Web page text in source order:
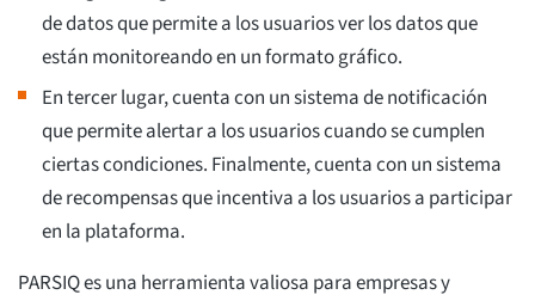
de datos que permite a los usuarios ver los datos que
están monitoreando en un formato gráfico.
En tercer lugar, cuenta con un sistema de notificación
que permite alertar a los usuarios cuando se cumplen
ciertas condiciones. Finalmente, cuenta con un sistema
de recompensas que incentiva a los usuarios a participar
en la plataforma.
PARSIQ es una herramienta valiosa para empresas y